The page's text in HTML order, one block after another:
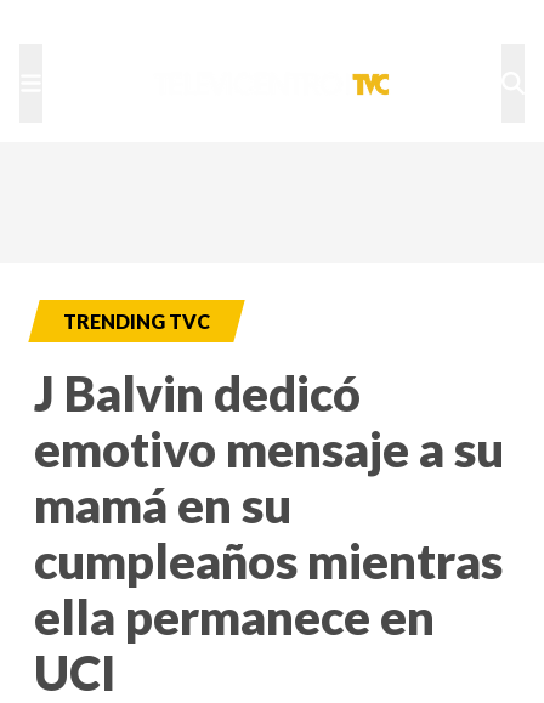
TRENDING TVC
J Balvin dedicó
emotivo mensaje a su
mamá en su
cumpleaños mientras
ella permanece en
UCI